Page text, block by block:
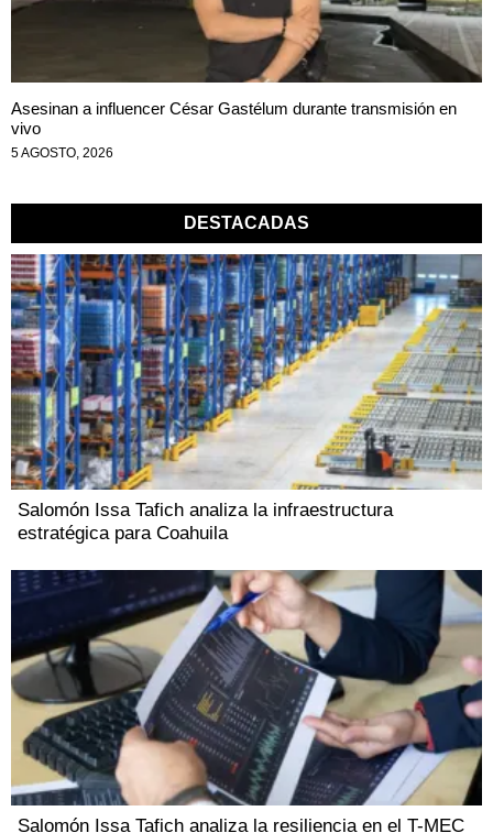
Asesinan a influencer César Gastélum durante transmisión en
vivo
5 AGOSTO, 2026
DESTACADAS
Salomón Issa Tafich analiza la infraestructura
estratégica para Coahuila
Salomón Issa Tafich analiza la resiliencia en el T-MEC